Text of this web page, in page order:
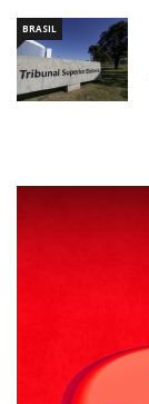
BRASIL